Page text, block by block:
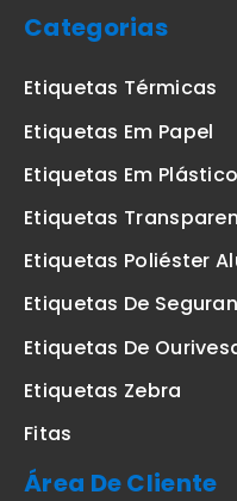
Categorias
Etiquetas Térmicas
Etiquetas Em Papel
Etiquetas Em
Etiquetas
Etiquetas Poliéster
Etiquetas De
Etiquetas De
Etiquetas Zebra
Fitas
Área De Cliente